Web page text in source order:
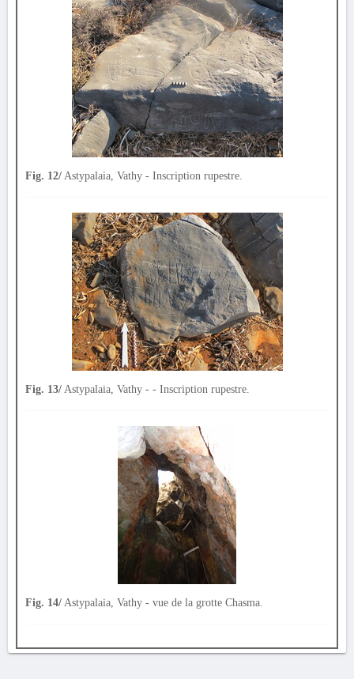
Fig. 12/ Astypalaia, Vathy - Inscription rupestre.
Fig. 13/ Astypalaia, Vathy - - Inscription rupestre.
Fig. 14/ Astypalaia, Vathy - vue de la grotte Chasma.